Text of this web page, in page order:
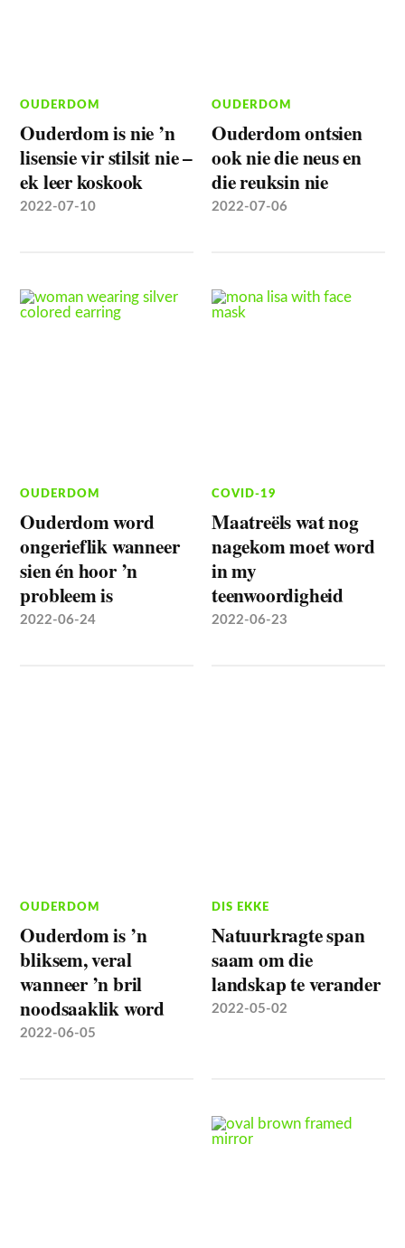
OUDERDOM
Ouderdom is nie ’n
lisensie vir stilsit nie –
ek leer koskook
2022-07-10
OUDERDOM
Ouderdom ontsien
ook nie die neus en
die reuksin nie
2022-07-06
OUDERDOM
Ouderdom word
ongerieflik wanneer
sien én hoor ’n
probleem is
2022-06-24
COVID-19
Maatreëls wat nog
nagekom moet word
in my
teenwoordigheid
2022-06-23
OUDERDOM
Ouderdom is ’n
bliksem, veral
wanneer ’n bril
noodsaaklik word
2022-06-05
DIS EKKE
Natuurkragte span
saam om die
landskap te verander
2022-05-02